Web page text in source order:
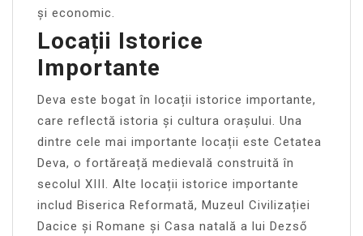
și economic.
Locații Istorice
Importante
Deva este bogat în locații istorice importante,
care reflectă istoria și cultura orașului. Una
dintre cele mai importante locații este Cetatea
Deva, o fortăreață medievală construită în
secolul XIII. Alte locații istorice importante
includ Biserica Reformată, Muzeul Civilizației
Dacice și Romane și Casa natală a lui Dezső